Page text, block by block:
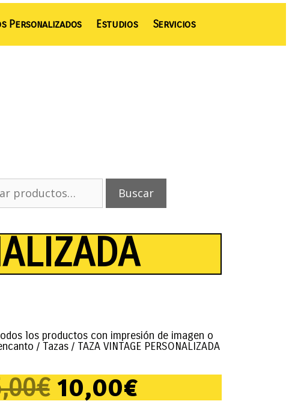
Personalizados Estudios Servicios
Buscar
los productos con impresión de imagen o
/ Tazas / TAZA VINTAGE PERSONALIZADA
€ 10,00€